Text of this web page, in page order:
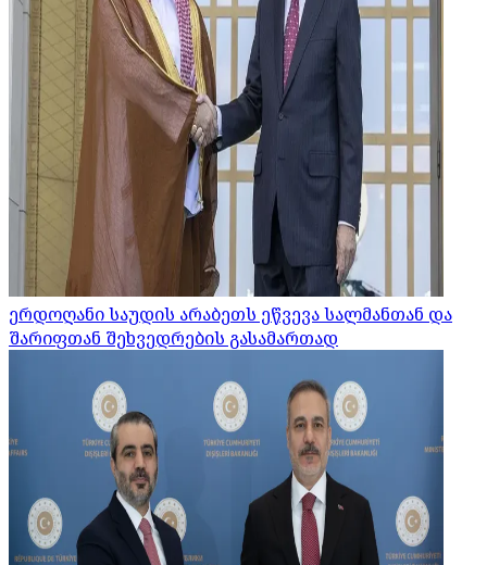
ერდოღანი საუდის არაბეთს ეწვევა სალმანთან და
შარიფთან შეხვედრების გასამართად